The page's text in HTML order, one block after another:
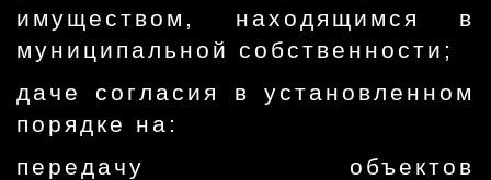
имуществом, находящимся в
муниципальной собственности;
даче согласия в установленном
порядке на:
передачу объектов